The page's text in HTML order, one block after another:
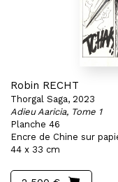
Robin RECHT
Thorgal Saga, 2023
Adieu Aaricia, Tome 1
Planche 46
Encre de Chine sur
44 x 33 cm